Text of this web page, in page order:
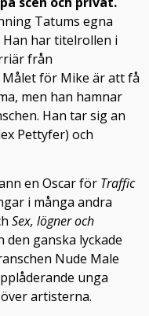
Tatums egna
har titelrollen i
från
för Mike är att få
men han hamnar
Han tar sig an
Pettyfer) och
en Oscar för Traffic
i många andra
Sex, lögner och
den ganska lyckade
Nude Male
unga
artisterna.